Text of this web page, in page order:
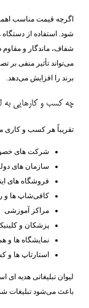
اگرچه قیمت مناسب
شود. استفاده از
شفاف، ماندگار و
می‌تواند تأثیر منفی بر
برند را افزایش می‌دهد.
چه کسب ‌و کارهایی به
تقریباً هر کسب ‌و کاری
شرکت‌ های
سازمان‌ های
فروشگاه‌ های
کافی‌شاپ ‌ها و
مراکز آموزشی
پزشکان و
نمایشگاه ‌ها و
استارتاپ ‌ها و
لیوان تبلیغاتی هدیه
باعث می‌شود تبلیغات